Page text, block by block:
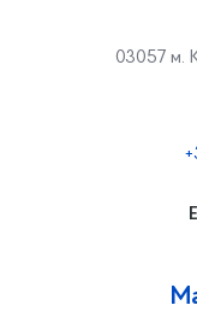
03057 м.